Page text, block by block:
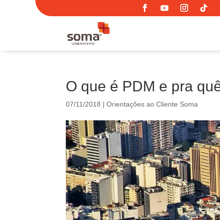
O que é PDM e pra
07/11/2018 |Orientações ao Cliente Soma